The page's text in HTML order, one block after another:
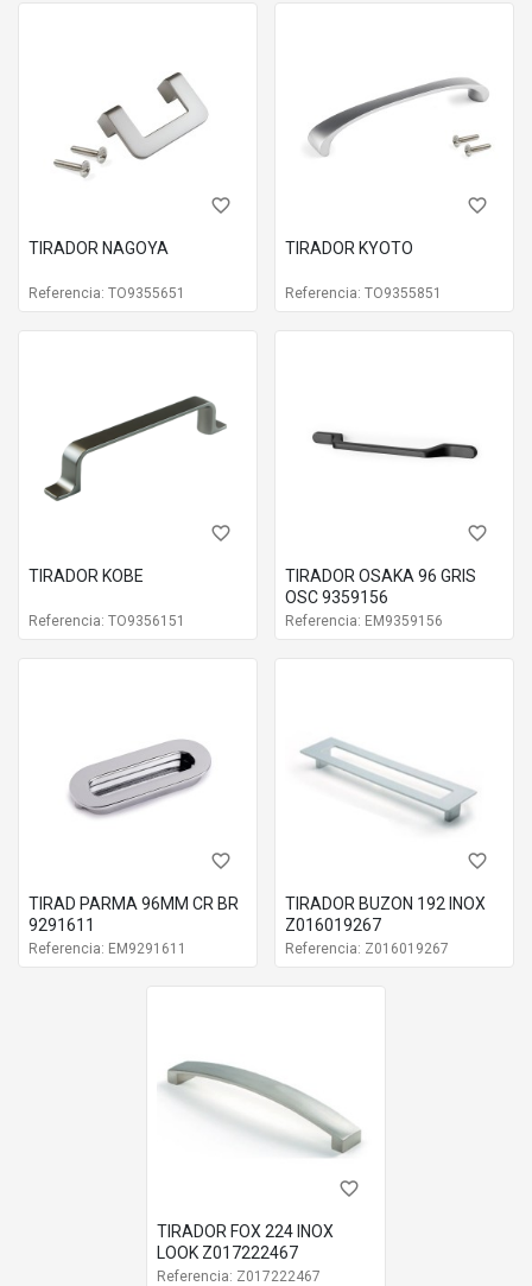
favorite_border
TIRADOR NAGOYA
Referencia: TO9355651
favorite_border
TIRADOR KYOTO
Referencia: TO9355851
favorite_border
TIRADOR KOBE
Referencia: TO9356151
favorite_border
TIRADOR OSAKA 96 GRIS
OSC 9359156
Referencia: EM9359156
favorite_border
TIRAD PARMA 96MM CR BR
9291611
Referencia: EM9291611
favorite_border
TIRADOR BUZON 192 INOX
Z016019267
Referencia: Z016019267
favorite_border
TIRADOR FOX 224 INOX
LOOK Z017222467
Referencia: Z017222467